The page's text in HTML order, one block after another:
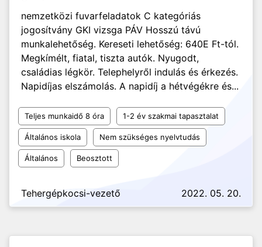
nemzetközi fuvarfeladatok C kategóriás
jogosítvány GKI vizsga PÁV Hosszú távú
munkalehetőség. Kereseti lehetőség: 640E Ft-tól.
Megkímélt, fiatal, tiszta autók. Nyugodt,
családias légkör. Telephelyről indulás és érkezés.
Napidíjas elszámolás. A napidíj a hétvégékre és...
Teljes munkaidő 8 óra 1-2 év szakmai tapasztalat
Általános iskola Nem szükséges nyelvtudás
Általános Beosztott
Tehergépkocsi-vezető 2022. 05. 20.